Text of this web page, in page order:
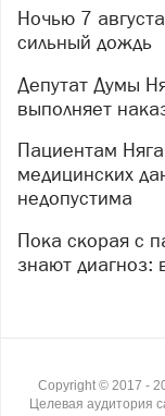
Ночью 7 августа местами по Югре ожидается
сильный дождь
Депутат Думы Нягани Владислав Меркушин
выполняет
Пациентам Нягани напомнили: передача
медицинских
недопустима
Пока скорая с пациентом в пути, врачи уже
знают диагноз:
Copyright © 2017 -
Целевая аудитория